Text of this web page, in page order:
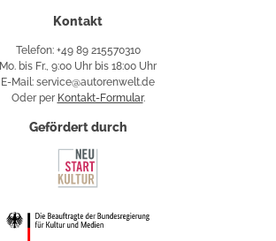
Kontakt
Telefon: +49 89 215570310
Mo. bis Fr., 9:00 Uhr bis 18:00 Uhr
E-Mail: service@autorenwelt.de
Oder per Kontakt-Formular.
Gefördert durch